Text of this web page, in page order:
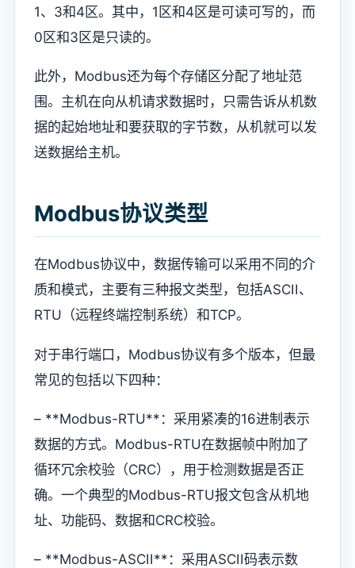
1、3和4区。其中，1区和4区是可读可写的，而
0区和3区是只读的。
此外，Modbus还为每个存储区分配了地址范
围。主机在向从机请求数据时，只需告诉从机数
据的起始地址和要获取的字节数，从机就可以发
送数据给主机。
Modbus协议类型
在Modbus协议中，数据传输可以采用不同的介
质和模式，主要有三种报文类型，包括ASCII、
RTU（远程终端控制系统）和TCP。
对于串行端口，Modbus协议有多个版本，但最
常见的包括以下四种：
– **Modbus-RTU**：采用紧凑的16进制表示
数据的方式。Modbus-RTU在数据帧中附加了
循环冗余校验（CRC），用于检测数据是否正
确。一个典型的Modbus-RTU报文包含从机地
址、功能码、数据和CRC校验。
– **Modbus-ASCII**：采用ASCII码表示数